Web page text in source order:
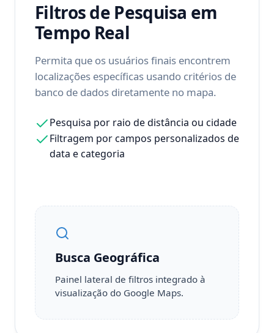
Filtros de Pesquisa em
Tempo Real
Permita que os usuários finais encontrem
localizações específicas usando critérios de
banco de dados diretamente no mapa.
Pesquisa por raio de distância ou cidade
Filtragem por campos personalizados de
data e categoria
Busca Geográfica
Painel lateral de filtros integrado à
visualização do Google Maps.